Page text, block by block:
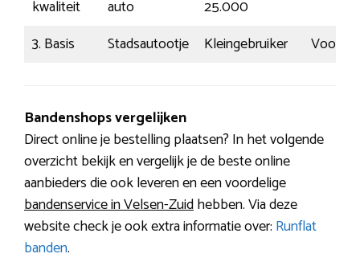
kwaliteit
auto
25.000
3. Basis
Stadsautootje Kleingebruiker
Bandenshops vergelijken
Direct online je bestelling plaatsen? In het volgende
overzicht bekijk en vergelijk je de beste online
aanbieders die ook leveren en een voordelige
bandenservice in Velsen-Zuidhebben. Via deze
website check je ook extra informatie over: Runflat
banden.